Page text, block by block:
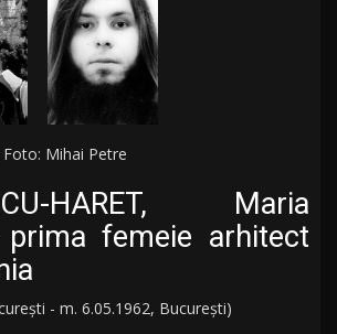
Foto: Mihai Petre
HARET, Maria
femeie arhitect
- m. 6.05.1962, Bucureşti)